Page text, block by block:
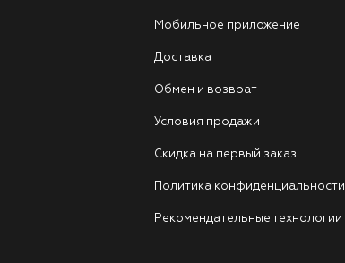
Мобильное приложение
Доставка
Обмен и возврат
Условия продажи
Скидка на первый заказ
Политика конфиденциальности
Рекомендательные технологии